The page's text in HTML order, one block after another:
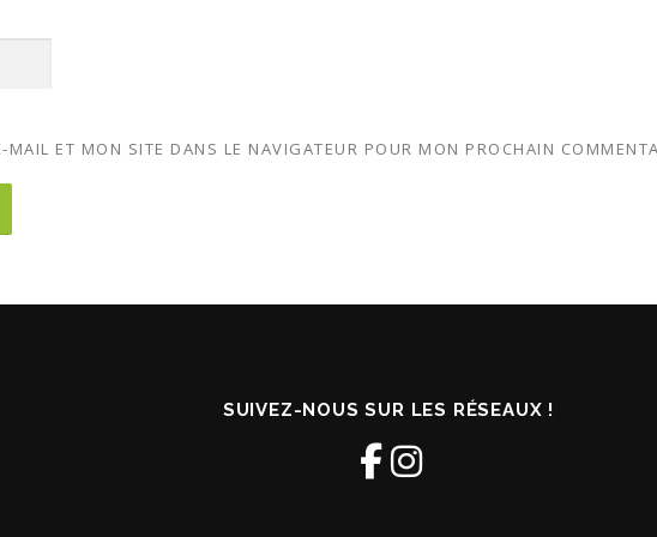
ET MON SITE DANS LE NAVIGATEUR POUR MON PROCHAIN
SUIVEZ-NOUS SUR LES RÉSEAUX !